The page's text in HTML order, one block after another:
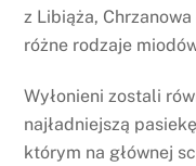
z Libiąża,
różne rodzaje
Wyłonieni zostali
najładniejszą
którym na głównej